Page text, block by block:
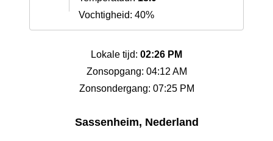
Vochtigheid: 40%
Lokale tijd: 02:26 PM
Zonsopgang: 04:12 AM
Zonsondergang: 07:25 PM
Sassenheim, Nederland